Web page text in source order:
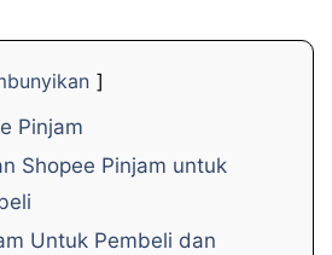
Pinjam
Shopee Pinjam untuk
Untuk Pembeli dan